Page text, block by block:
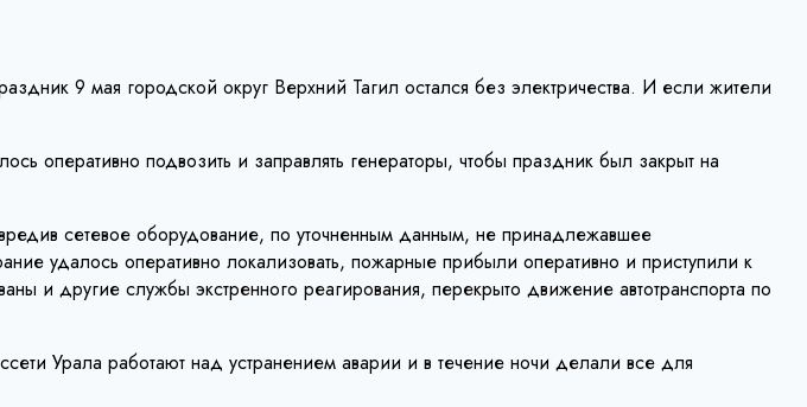
9 мая городской округ Верхний Тагил остался без электричества. И если жители
оперативно подвозить и заправлять генераторы, чтобы праздник был закрыт на
сетевое оборудование, по уточненным данным, не принадлежавшее
удалось оперативно локализовать, пожарные прибыли оперативно и приступили к
и другие службы экстренного реагирования, перекрыто движение автотранспорта по
Урала работают над устранением аварии и в течение ночи делали все для